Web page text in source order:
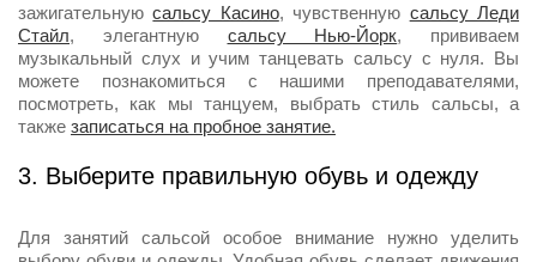
зажигательнуюсальсу Касино, чувственную сальсу Леди
Стайл, элегантную сальсу Нью-Йорк, прививаем
музыкальный слух и учим танцевать сальсу с нуля. Вы
можете познакомиться с нашими преподавателями,
посмотреть, как мы танцуем, выбрать стиль сальсы, а
также записаться на пробное занятие.
3. Выберите правильную обувь и одежду
Для занятий сальсой особое внимание нужно уделить